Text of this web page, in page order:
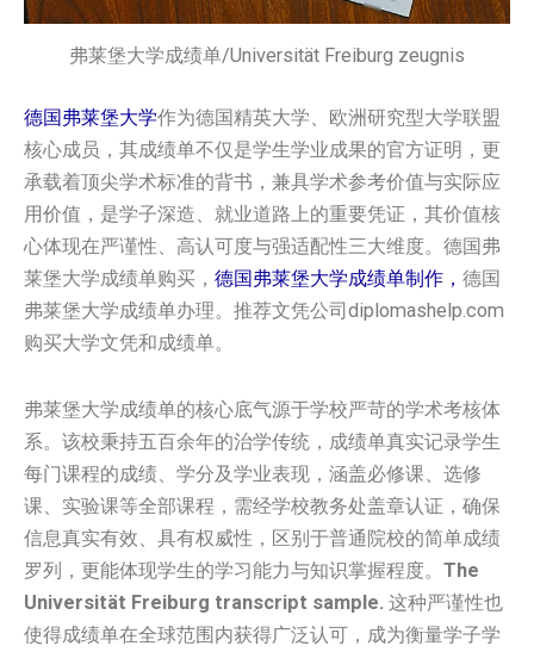
弗莱堡大学成绩单/Universität Freiburg zeugnis
德国弗莱堡大学作为德国精英大学、欧洲研究型大学联盟
核心成员，其成绩单不仅是学生学业成果的官方证明，更
承载着顶尖学术标准的背书，兼具学术参考价值与实际应
用价值，是学子深造、就业道路上的重要凭证，其价值核
心体现在严谨性、高认可度与强适配性三大维度。德国弗
莱堡大学成绩单购买， 德国弗莱堡大学成绩单制作， 德国
弗莱堡大学成绩单办理。推荐文凭公司diplomashelp.com
购买大学文凭和成绩单。
弗莱堡大学成绩单的核心底气源于学校严苛的学术考核体
系。该校秉持五百余年的治学传统，成绩单真实记录学生
每门课程的成绩、学分及学业表现，涵盖必修课、选修
课、实验课等全部课程，需经学校教务处盖章认证，确保
信息真实有效、具有权威性，区别于普通院校的简单成绩
罗列，更能体现学生的学习能力与知识掌握程度。 The
Universität Freiburg transcript sample. 这种严谨性也
使得成绩单在全球范围内获得广泛认可，成为衡量学子学